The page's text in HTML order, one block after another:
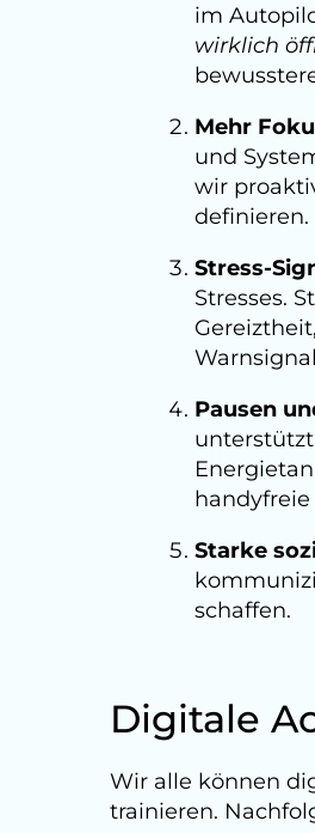
im
wirklich
Mehr
und
wir
definieren.
Stress-
Stresses.
Pausen
handyfreie
Starke
schaffen.
Digitale
Wir alle können
trainieren.